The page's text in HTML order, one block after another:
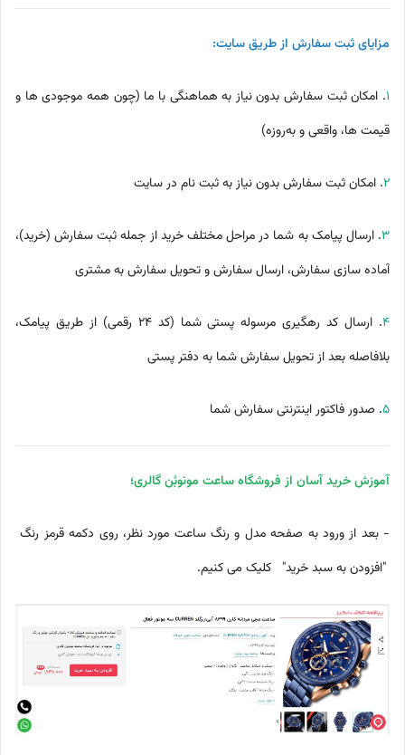
مزایای ثبت سفارش از طریق سایت:
1. امکان ثبت سفارش بدون نیاز به هماهنگی با ما (چون همه موجودی ها و
قیمت ها، واقعی و به‌روزه)
2. امکان ثبت سفارش بدون نیاز به ثبت نام در سایت
3. ارسال پیامک به شما در مراحل مختلف خرید از جمله ثبت سفارش (خرید)،
آماده سازی سفارش، ارسال سفارش و تحویل سفارش به مشتری
4
. ارسال کد رهگیری مرسوله پستی شما (کد 24 رقمی) از طریق پیامک،
بلافاصله بعد از تحویل سفارش شما به دفتر پستی
5. صدور فاکتور اینترنتی سفارش شما
آموزش خرید آسان از فروشگاه ساعت مونوبُن گالری؛
- بعد از ورود به صفحه مدل و رنگ ساعت مورد نظر، روی دکمه قرمز رنگ
"افزودن به سبد خرید" کلیک می کنیم.